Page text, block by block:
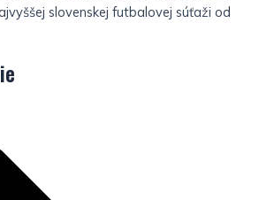
slovenskej futbalovej súťaži od